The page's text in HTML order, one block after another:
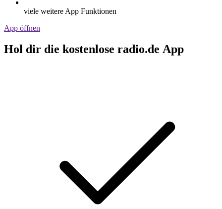
viele weitere App Funktionen
App öffnen
Hol dir die kostenlose radio.de App